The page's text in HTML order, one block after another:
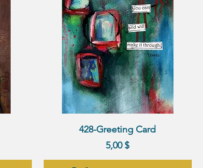
Быстрый просмотр
428-Greeting Card
Цена
5,00 $